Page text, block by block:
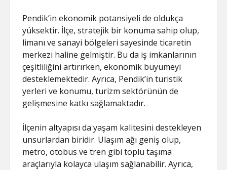
Pendik’in ekonomik potansiyeli de oldukça
yüksektir. İlçe, stratejik bir konuma sahip olup,
limanı ve sanayi bölgeleri sayesinde ticaretin
merkezi haline gelmiştir. Bu da iş imkanlarının
çeşitliliğini artırırken, ekonomik büyümeyi
desteklemektedir. Ayrıca, Pendik’in turistik
yerleri ve konumu, turizm sektörünün de
gelişmesine katkı sağlamaktadır.
İlçenin altyapısı da yaşam kalitesini destekleyen
unsurlardan biridir. Ulaşım ağı geniş olup,
metro, otobüs ve tren gibi toplu taşıma
araçlarıyla kolayca ulaşım sağlanabilir. Ayrıca,